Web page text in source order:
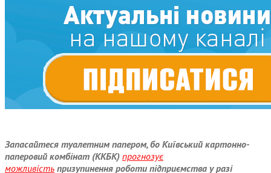
Запасайтеся туалетним папером, бо Київський картонно-
паперовий комбінат (ККБК) прогнозує
можливість призупинення роботи підприємства у разі